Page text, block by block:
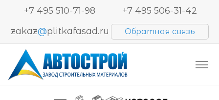
+7 495 510-71-98
+7 495 506-31-42
zakaz@plitkafasad.ru Обратная связь
Автострой. Завод строительных материалов
Производство и продажа тротуарной плитки,